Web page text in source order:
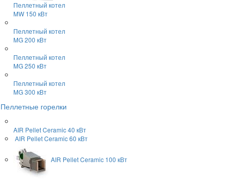
Пеллетный котел
MW 150 кВт
Пеллетный котел
MG 200 кВт
Пеллетный котел
MG 250 кВт
Пеллетный котел
MG 300 кВт
Пеллетные горелки
AIR PelletCeramic 40 кВт
AIR PelletCeramic 60 кВт
AIR PelletCeramic 100 кВт